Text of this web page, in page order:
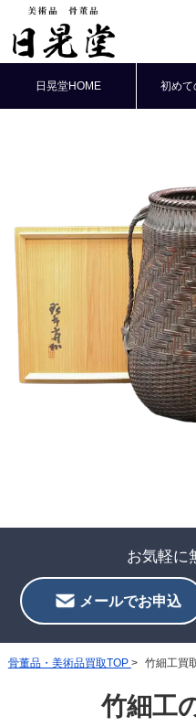
日晃堂HOME 初めて
お気軽に
メールでお申込
骨董品・美術品買取TOP 竹細工買
竹細工